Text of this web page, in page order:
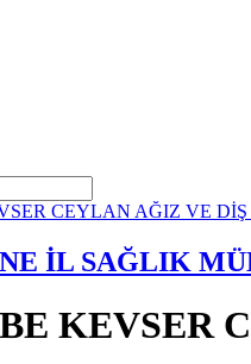
İL SAĞLIK
KEVSER